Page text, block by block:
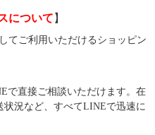
について 】
てご利用いただけるショッピン
で直接ご相談いただけます。在
況など、すべてLINEで迅速に